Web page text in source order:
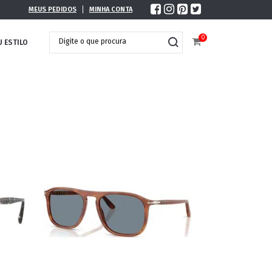
MEUS PEDIDOS MINHA CONTA
ESTILO
0